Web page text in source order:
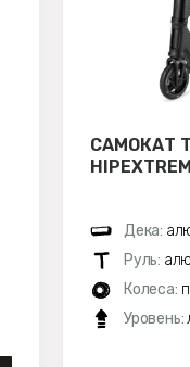
САМОКАТ
Дека:
Руль:
Колеса:
Уровень: